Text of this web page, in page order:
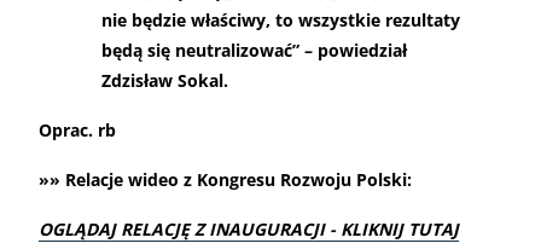
nie będzie właściwy, to wszystkie rezultaty
będą się neutralizować” – powiedział
Zdzisław Sokal.
Oprac. rb
»» Relacje wideo z Kongresu Rozwoju Polski:
OGLĄDAJ RELACJĘ Z INAUGURACJI - KLIKNIJ TUTAJ